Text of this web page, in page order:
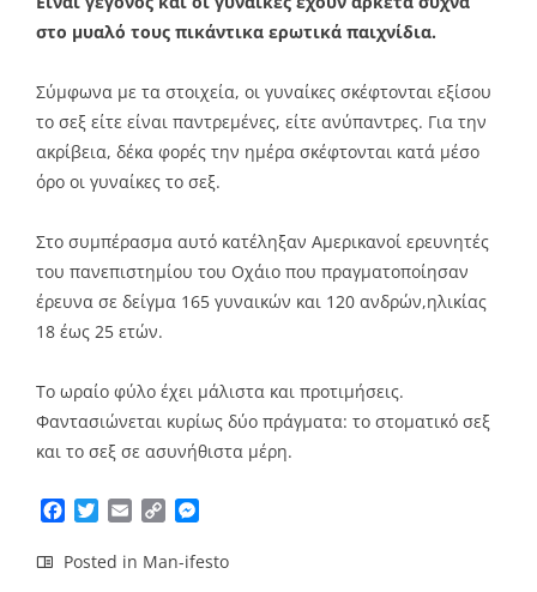
στο μυαλό τους πικάντικα ερωτικά παιχνίδια.
Σύμφωνα με τα στοιχεία, οι γυναίκες σκέφτονται εξίσου
το σεξ είτε είναι παντρεμένες, είτε ανύπαντρες. Για την
ακρίβεια, δέκα φορές την ημέρα σκέφτονται κατά μέσο
όρο οι γυναίκες το σεξ.
Στο συμπέρασμα αυτό κατέληξαν Αμερικανοί ερευνητές
του πανεπιστημίου του Οχάιο που πραγματοποίησαν
έρευνα σε δείγμα 165 γυναικών και 120 ανδρών,ηλικίας
18 έως 25 ετών.
Το ωραίο φύλο έχει μάλιστα και προτιμήσεις.
Φαντασιώνεται κυρίως δύο πράγματα: το στοματικό σεξ
και το σεξ σε ασυνήθιστα μέρη.
Facebook
TwitterEmailCopy
Posted in Man-ifesto